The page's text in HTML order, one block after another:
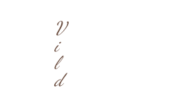
V
i
l
d